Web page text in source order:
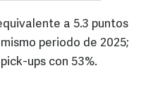
a 5.3 puntos
periodo de 2025;
ups con 53%.